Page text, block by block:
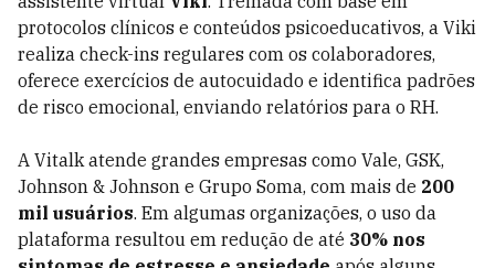
protocolos clínicos e conteúdos psicoeducativos, a Viki
realiza check-ins regulares com os colaboradores,
oferece exercícios de autocuidado e identifica padrões
de risco emocional, enviando relatórios para o RH.
A Vitalk atende grandes empresas como Vale, GSK,
Johnson & Johnson e Grupo Soma, com mais de 200
mil usuários. Em algumas organizações, o uso da
plataforma resultou em redução de até 30% nos